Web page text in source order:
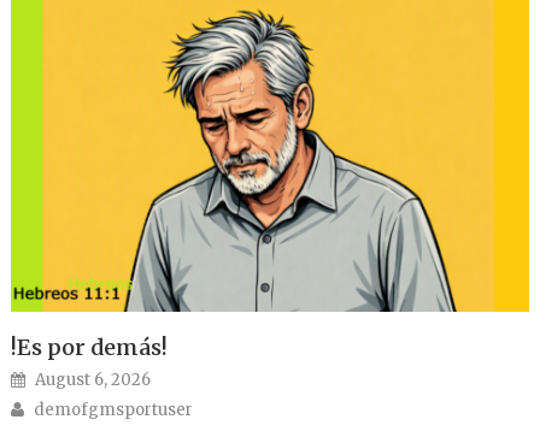
!Es por demás!
Posted on
August 6, 2026
Author
demofgmsportuser